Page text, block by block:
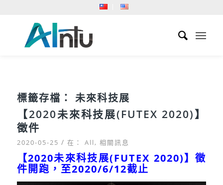
標籤存檔： 未來科技展
【2020未來科技展(FUTEX 2020)】
徵件
2020-05-25 / 在： All, 相關訊息
【2020未來科技展(FUTEX 2020)】徵
件開跑，至2020/6/12截止